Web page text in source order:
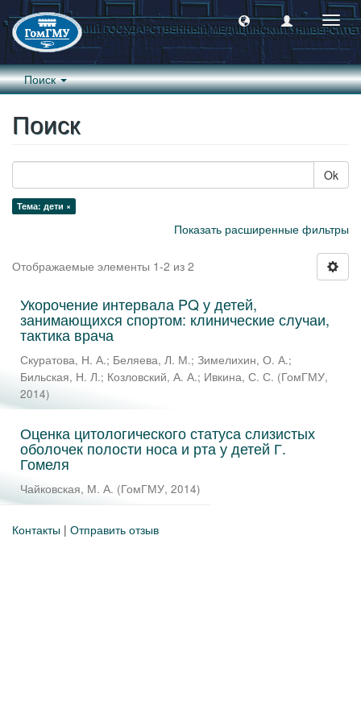
Поиск
Поиск
Ok
Тема: дети ×
Показать расширенные фильтры
Отображаемые элементы 1-2 из 2
Укорочение интервала PQ у детей,
занимающихся спортом: клинические случаи,
тактика врача
Скуратова, Н. А.; Беляева, Л. М.; Зимелихин, О. А.;
Бильская, Н. Л.; Козловский, А. А.; Ивкина, С. С. (ГомГМУ,
2014)
Оценка цитологического статуса слизистых
оболочек полости носа и рта у детей Г.
Гомеля
Чайковская, М. А. (ГомГМУ, 2014)
Контакты | Отправить отзыв